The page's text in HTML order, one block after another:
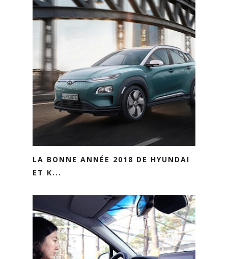
LA BONNE ANNÉE 2018 DE HYUNDAI
ET K...